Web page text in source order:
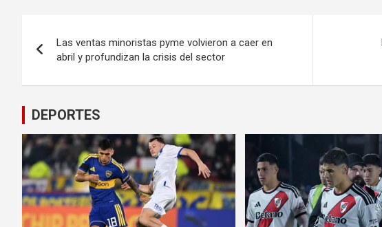
de
entradas
Las ventas minoristas pyme volvieron a caer en
abril y profundizan la crisis del sector
DEPORTES